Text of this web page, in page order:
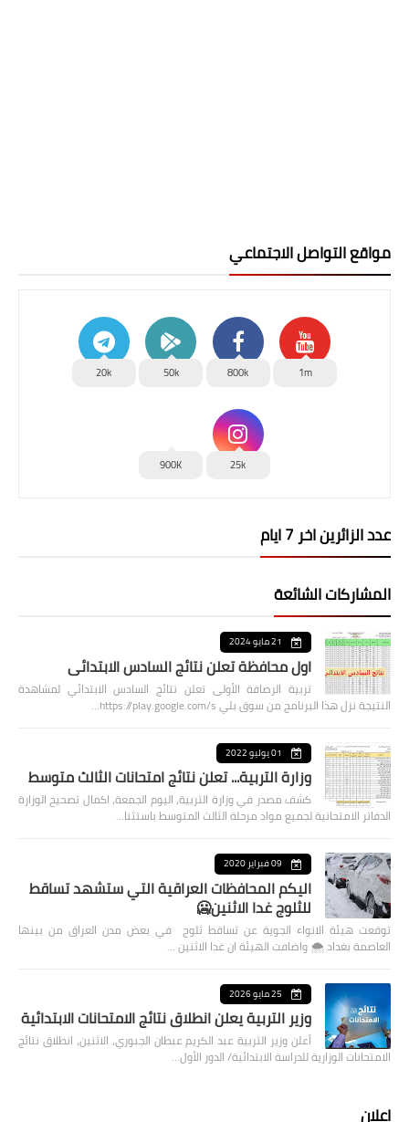
مواقع التواصل الاجتماعي
1m
800k
50k
20k
25k
900K
عدد الزائرين اخر 7 ايام
المشاركات الشائعة
21 مايو 2024
اول محافظة تعلن نتائج السادس الابتدائي
تربية الرصافة الأولى تعلن نتائج السادس الابتدائي لمشاهدة
النتيجة نزل هذا البرنامج من سوق بلي https://play.google.com/s…
01 يوليو 2022
وزارة التربية... تعلن نتائج امتحانات الثالث متوسط
كشف مصدر في وزارة التربية، اليوم الجمعة، اكمال تصحيح الوزارة
الدفاتر الامتحانية لجميع مواد مرحلة الثالث المتوسط باستثنا…
09 فبراير 2020
اليكم المحافظات العراقية التي ستشهد تساقط
للثلوج غدا الاثنين🥶
توقعت هيئة الانواء الجوية عن تساقط ثلوج في بعض مدن العراق من بينها
العاصمة بغداد ⁦🌨️⁩ واضافت الهيئة ان غدا الاثنين …
25 مايو 2026
وزير التربية يعلن انطلاق نتائج الامتحانات الابتدائية
أعلن وزير التربية عبد الكريم عبطان الجبوري، الاثنين، انطلاق نتائج
الامتحانات الوزارية للدراسة الابتدائية/ الدور الأول…
اعلان